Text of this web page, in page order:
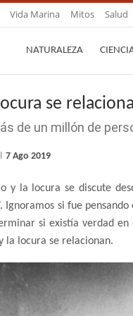
Vida Marina Mitos Salud
NATURALEZA
se
de un millón de
7 Ago 2019
y la locura se discute
si fue
si existía verdad
la locura se relacionan.